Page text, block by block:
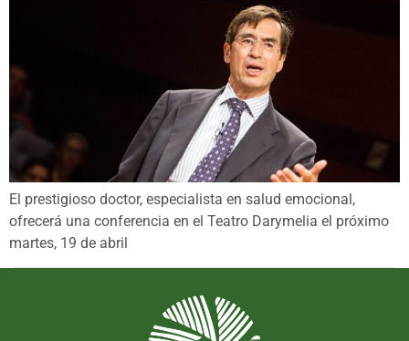
El prestigioso doctor, especialista en salud emocional,
ofrecerá una conferencia en el Teatro Darymelia el próximo
martes, 19 de abril